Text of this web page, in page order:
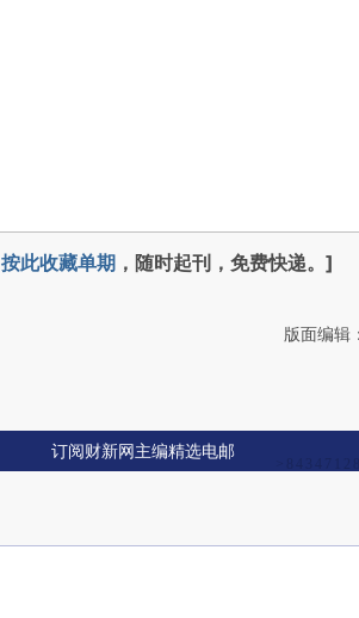
按此收藏单期 ，随时起刊，免费快递。]
版面编辑
订阅财新网主编精选电邮